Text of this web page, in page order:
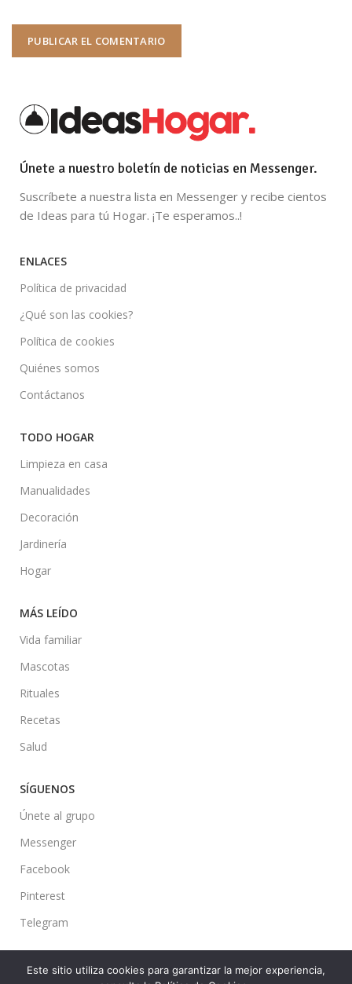
Únete a nuestro boletín de noticias en Messenger.
Suscríbete a nuestra lista en Messenger y recibe cientos
de Ideas para tú Hogar. ¡Te esperamos..!
ENLACES
Política de privacidad
¿Qué son las cookies?
Política de cookies
Quiénes somos
Contáctanos
TODO HOGAR
Limpieza en casa
Manualidades
Decoración
Jardinería
Hogar
MÁS LEÍDO
Vida familiar
Mascotas
Rituales
Recetas
Salud
SÍGUENOS
Únete al grupo
Messenger
Facebook
Pinterest
Telegram
Este sitio utiliza cookies para garantizar la mejor experiencia,